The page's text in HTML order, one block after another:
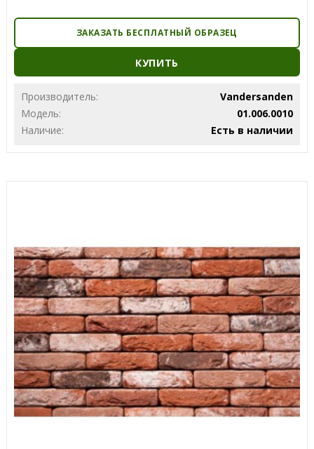
ЗАКАЗАТЬ БЕСПЛАТНЫЙ ОБРАЗЕЦ
КУПИТЬ
Производитель:
Vandersanden
Модель:
01.006.0010
Наличие:
Есть в наличии